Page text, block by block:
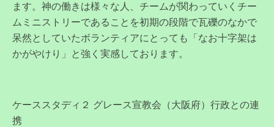
ます。神の働きは様々な人、チームが関わっていくチー
ムミニストリーであることを初期の段階で瓦礫のなかで
呆然としていたボランティアにとっても「なお十字架は
かがやけり」と強く実感しております。
ケーススタディ２ グレース宣教会（大阪府）行政との連
携